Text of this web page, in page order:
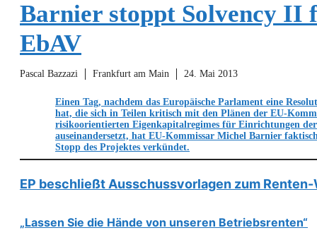
Barnier stoppt Solvency II
EbAV
Pascal Bazzazi Frankfurt am Main 24. Mai 2013
Einen Tag, nachdem das Europäische Parlament eine
hat, die sich in Teilen kritisch mit den Plänen der EU-
risikoorientierten Eigenkapitalregimes für Einrichtungen
auseinandersetzt, hat EU-Kommissar Michel Barnier
Stopp des Projektes verkündet.
EP beschließt Ausschussvorlagen zum
„Lassen Sie die Hände von unseren Betriebsrenten“